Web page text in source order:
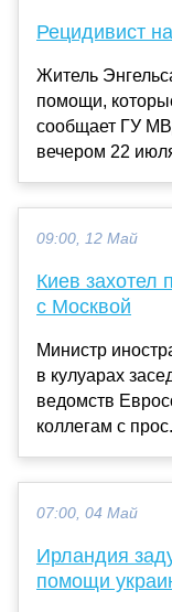
Рецидивист
Житель
помощи,
сообщает ГУ
вечером 22
09:00, 12 Май
Киев захотел
с Москвой
Министр
в кулуарах
ведомств
коллегам с
07:00, 04 Май
Ирландия
помощи